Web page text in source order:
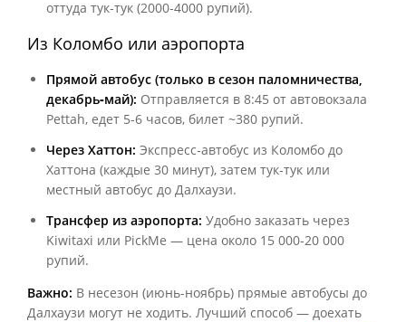
оттуда тук‑тук (2000‑4000 рупий).
Из Коломбо или аэропорта
Прямой автобус (только в сезон паломничества,
декабрь‑май): Отправляется в 8:45 от автовокзала
Pettah, едет 5‑6 часов, билет ~380 рупий.
Через Хаттон: Экспресс‑автобус из Коломбо до
Хаттона (каждые 30 минут), затем тук‑тук или
местный автобус до Далхаузи.
Трансфер из аэропорта: Удобно заказать через
Kiwitaxi или PickMe — цена около 15 000‑20 000
рупий.
Важно: В несезон (июнь‑ноябрь) прямые автобусы до
Далхаузи могут не ходить. Лучший способ — доехать